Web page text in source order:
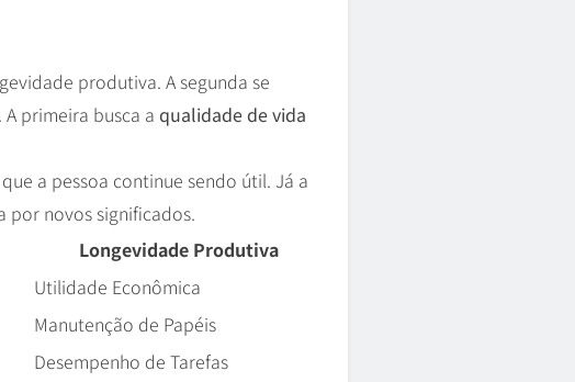
produtiva. A segunda se
primeira busca a qualidade de vida
a pessoa continue sendo útil. Já a
por novos significados.
Longevidade Produtiva
Utilidade Econômica
Manutenção de Papéis
Desempenho de Tarefas